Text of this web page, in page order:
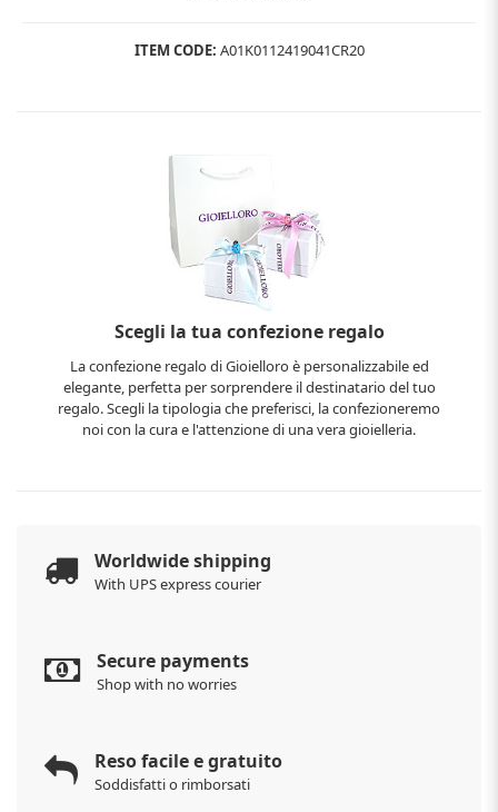
ITEM CODE: A01K0112419041CR20
Scegli la tua confezione regalo
La confezione regalo di Gioielloro è personalizzabile ed
elegante, perfetta per sorprendere il destinatario del tuo
regalo. Scegli la tipologia che preferisci, la confezioneremo
noi con la cura e l'attenzione di una vera gioielleria.
Worldwide shipping
With UPS express courier
Secure payments
Shop with no worries
Reso facile e gratuito
Soddisfatti o rimborsati